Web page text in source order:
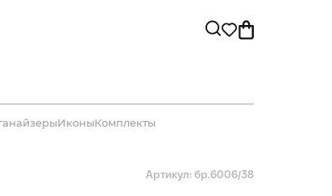
ИконыКомплекты
Артикул: бр.6006/38